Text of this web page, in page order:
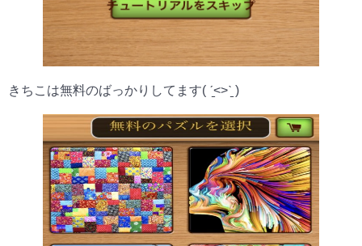
きちこは無料のばっかりしてます( ˊ̱˂˃ˋ̱ )